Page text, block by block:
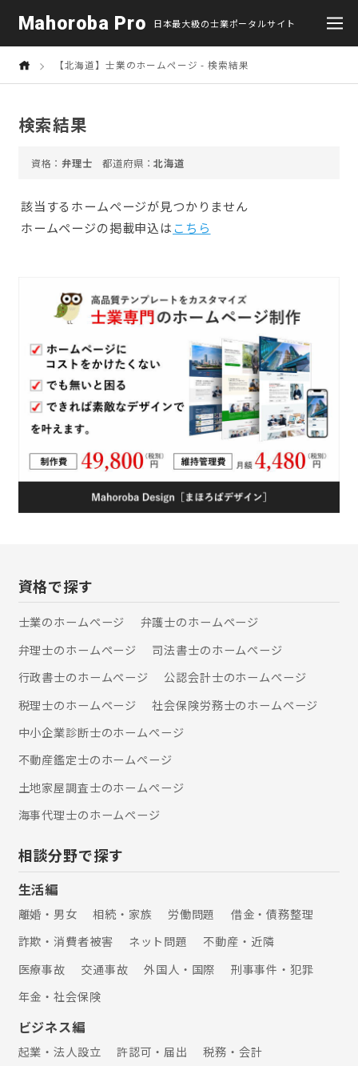
Mahoroba Pro 日本最大級の士業ポータルサイト
【北海道】士業のホームページ - 検索結果
検索結果
弁理士 北海道
該当するホームぺージが見つかりません
ホームページの掲載申込はこちら
資格で探す
士業のホームぺージ
弁護士のホームぺージ
弁理士のホームぺージ
司法書士のホームぺージ
行政書士のホームぺージ
公認会計士のホームぺージ
税理士のホームぺージ
社会保険労務士のホームぺージ
中小企業診断士のホームぺージ
不動産鑑定士のホームぺージ
土地家屋調査士のホームぺージ
海事代理士のホームぺージ
相談分野で探す
生活編
離婚・男女 相続・家族 労働問題
借金・債務整理
詐欺・消費者被害
ネット問題
不動産・近隣
医療事故
交通事故 外国人・国際
刑事事件・犯罪
年金・社会保険
ビジネス編
起業・法人設立 許認可・届出
税務・会計